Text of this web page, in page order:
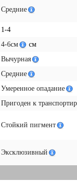
Средние
1-4
4-6см
см
Вычурная
Средние
Умеренное опадание
Пригоден к
Стойкий пигмент
Эксклюзивный